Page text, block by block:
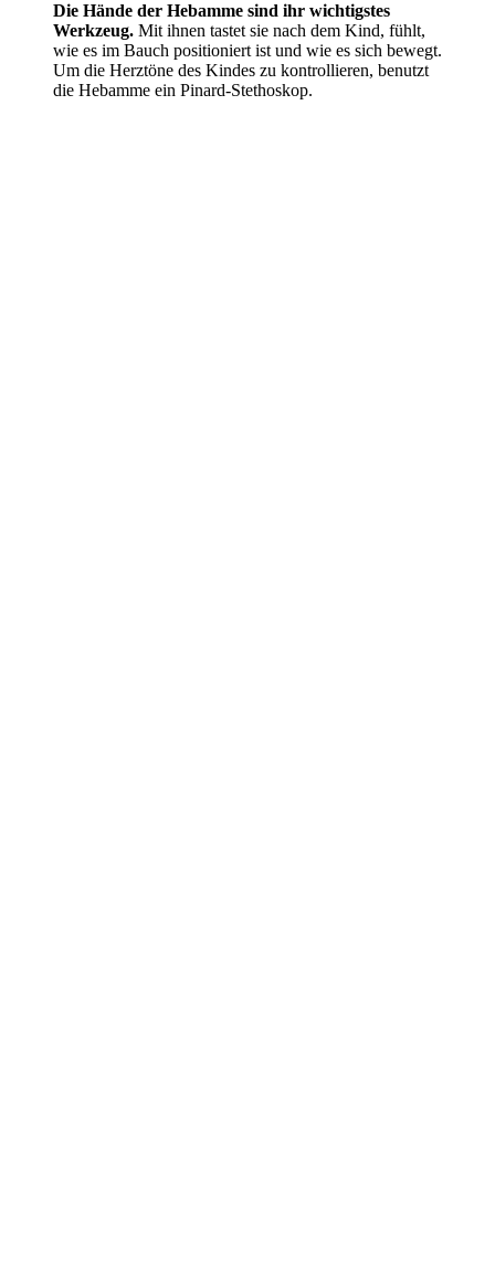
Die Hände der Hebamme sind ihr wichtigstes
Werkzeug. Mit ihnen tastet sie nach dem Kind, fühlt,
wie es im Bauch positioniert ist und wie es sich bewegt.
Um die Herztöne des Kindes zu kontrollieren, benutzt
die Hebamme ein Pinard-Stethoskop.